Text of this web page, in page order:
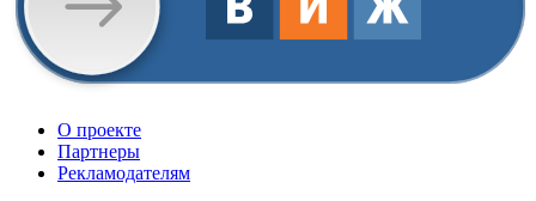
О проекте
Партнеры
Рекламодателям